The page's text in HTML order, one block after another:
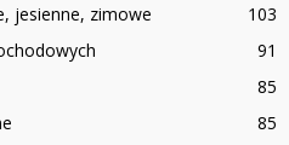
jesienne, zimowe
103
91
85
85